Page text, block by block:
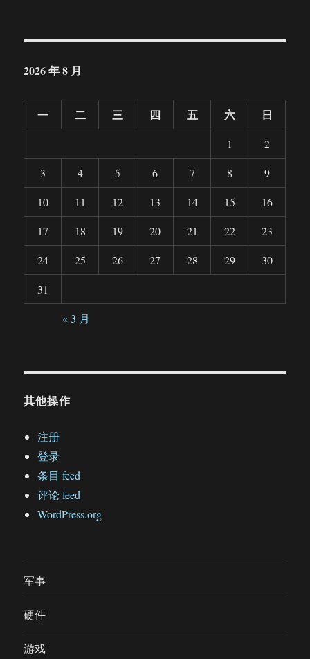
2026 年 8 月
一 二 三 四 五 六 日
1
2
3
4 5 6 7 8
9
10
11 12 13 14 15
16
17
18 19 20 21 22
23
24
25 26 27 28 29
30
31
« 3 月
其他操作
注册
登录
条目 feed
评论 feed
WordPress.org
军事
硬件
游戏